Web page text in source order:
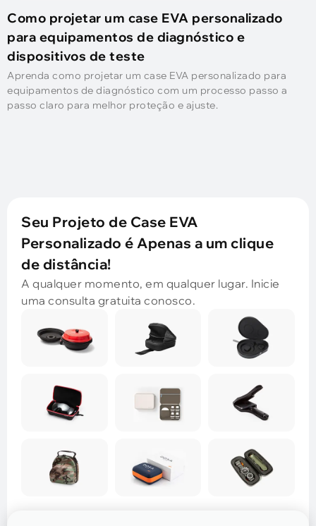
Como projetar um case EVA personalizado
para equipamentos de diagnóstico e
dispositivos de teste
Aprenda como projetar um case EVA personalizado para
equipamentos de diagnóstico com um processo passo a
passo claro para melhor proteção e ajuste.
Seu Projeto de Case EVA
Personalizado é Apenas a um clique
de distância!
A qualquer momento, em qualquer lugar. Inicie
uma consulta gratuita conosco.